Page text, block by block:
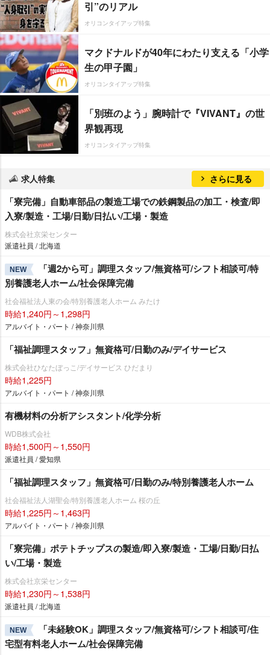
りがとうございます」と驚きの様
子だが、10代～40代の全世代でT
OP3入りを果たす圧倒的な人気
は、誰もが納得の結果と言えそう
だ。
引”のリアル
オリコンタイアップ特集
マクドナルドが40年にわたり支える「小学
生の甲子園」
オリコンタイアップ特集
「別班のよう」腕時計で『VIVANT』の世
界観再現
オリコンタイアップ特集
求人特集 さらに見る
「寮完備」自動車部品の製造工場での鉄鋼製品の加工・検査/即
入寮/製造・工場/日勤/日払い/工場・製造
株式会社京栄センター
派遣社員 / 北海道
NEW
「週2から可」調理スタッフ/無資格可/シフト相談可/特
別養護老人ホーム/社会保障完備
社会福祉法人東の会/特別養護老人ホーム みたけ
時給1,240円～1,298円
アルバイト・パート / 神奈川県
「福祉調理スタッフ」無資格可/日勤のみ/デイサービス
株式会社ひなたぼっこ/デイサービス ひだまり
時給1,225円
アルバイト・パート / 神奈川県
有機材料の分析アシスタント/化学分析
WDB株式会社
時給1,500円～1,550円
派遣社員 / 愛知県
「福祉調理スタッフ」無資格可/日勤のみ/特別養護老人ホーム
社会福祉法人湖聖会/特別養護老人ホーム 桜の丘
時給1,225円～1,463円
アルバイト・パート / 神奈川県
「寮完備」ポテトチップスの製造/即入寮/製造・工場/日勤/日払
い/工場・製造
株式会社京栄センター
時給1,230円～1,538円
派遣社員 / 北海道
NEW
「未経験OK」調理スタッフ/無資格可/シフト相談可/住
宅型有料老人ホーム/社会保障完備